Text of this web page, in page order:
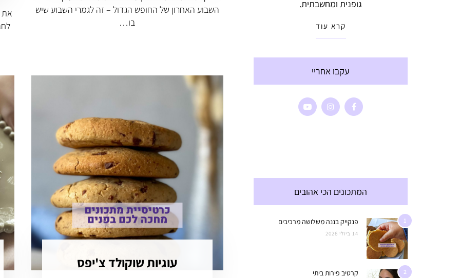
השבוע האחרון של החופש הגדול – זה לגמרי השבוע שיש
בו…
את
עוגיות שוקולד צ'יפס
גופנית ומחשבתית.
קרא עוד
עקבו אחריי
המתכונים הכי אהובים
1 פנקייק בננה משלושה מרכיבים
14 ביולי 2026
2 קרטיב פירות ביתי